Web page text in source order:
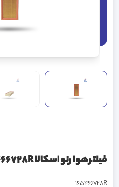
فیلتر هوا رنو اسکالا 165466728R
165466728R